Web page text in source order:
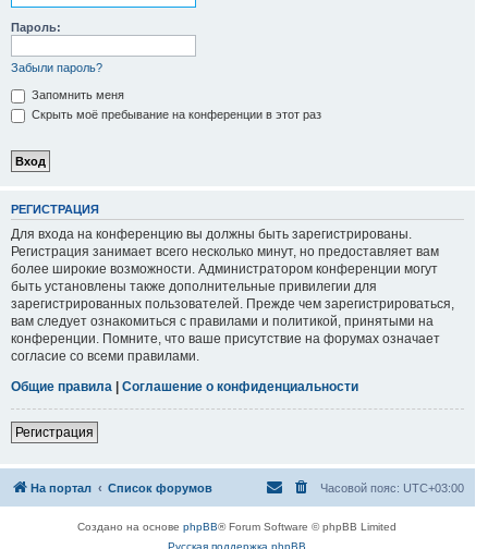
Пароль:
Забыли пароль?
Запомнить меня
Скрыть моё пребывание на конференции в этот раз
РЕГИСТРАЦИЯ
Для входа на конференцию вы должны быть зарегистрированы.
Регистрация занимает всего несколько минут, но предоставляет вам
более широкие возможности. Администратором конференции могут
быть установлены также дополнительные привилегии для
зарегистрированных пользователей. Прежде чем зарегистрироваться,
вам следует ознакомиться с правилами и политикой, принятыми на
конференции. Помните, что ваше присутствие на форумах означает
согласие со всеми правилами.
Общие правила
Соглашение о конфиденциальности
Регистрация
На портал Список форумов Часовой пояс: UTC+03:00
Создано на основеphpBB® Forum Software © phpBB Limited
Русская поддержка phpBB